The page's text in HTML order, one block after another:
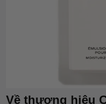
Về thương hiệu